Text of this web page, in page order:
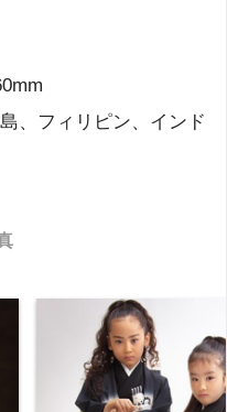
、フィリピン、インド